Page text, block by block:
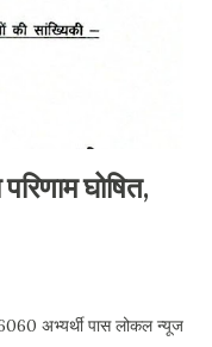
घोषित,
अभ्यर्थी पास लोकल न्यूज